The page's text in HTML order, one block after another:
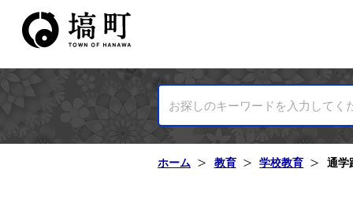
ホーム 教育 学校教育 通学